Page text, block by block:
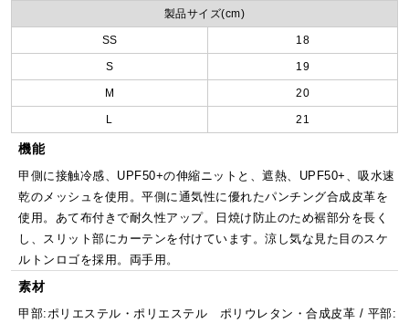
製品サイズ(cm)
SS 18
S 19
M 20
L 21
機能
甲側に接触冷感、UPF50+の伸縮ニットと、遮熱、UPF50+、吸水速
乾のメッシュを使用。平側に通気性に優れたパンチング合成皮革を
使用。あて布付きで耐久性アップ。日焼け防止のため裾部分を長く
し、スリット部にカーテンを付けています。涼し気な見た目のスケ
ルトンロゴを採用。両手用。
素材
甲部:ポリエステル・ポリエステル ポリウレタン・合成皮革 / 平部: